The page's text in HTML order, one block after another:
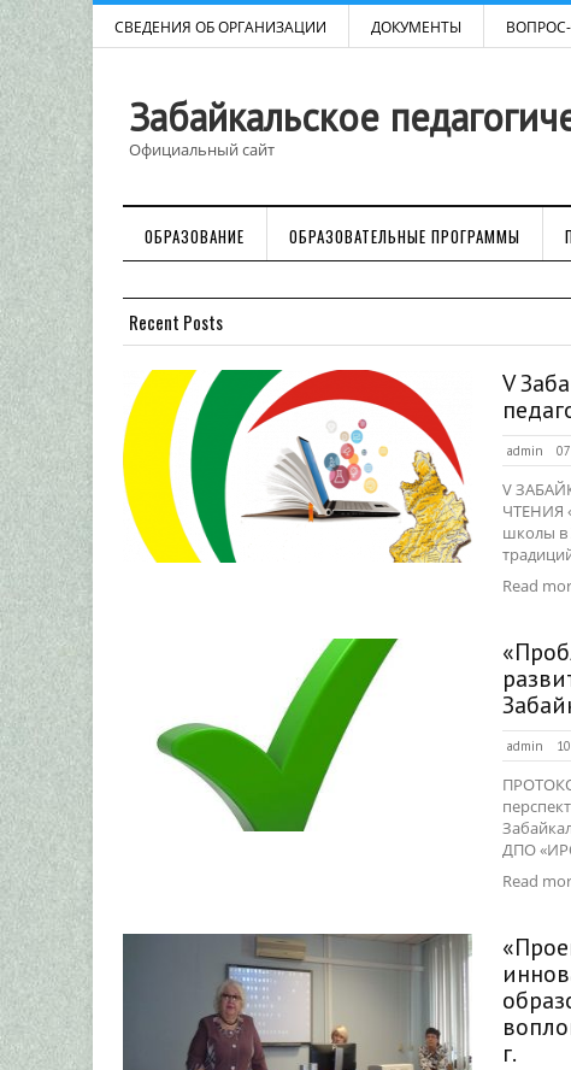
СВЕДЕНИЯ ОБ ОРГАНИЗАЦИИ ДОКУМЕНТЫ
Забайкальское
Официальный сайт
ОБРАЗОВАНИЕ ОБРАЗОВАТЕЛЬНЫЕ ПРОГРАММЫ
Recent Posts
V
admin
V
ЧТЕНИЯ
школы в
Read
admin
ДПО
Read
г.